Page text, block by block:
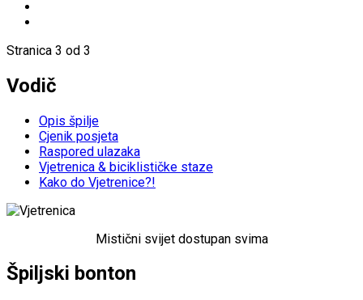
Stranica 3 od 3
Vodič
Opis špilje
Cjenik posjeta
Raspored ulazaka
Vjetrenica & biciklističke staze
Kako do Vjetrenice?!
Mistični svijet dostupan svima
Špiljski bonton